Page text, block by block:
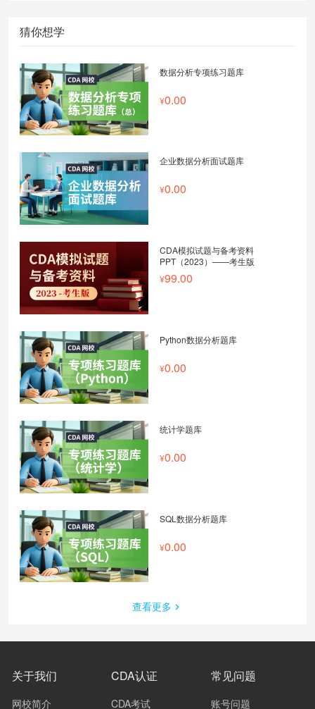
猜你想学
数据分析专项练习题库
0.00
企业数据分析面试题库
0.00
CDA模拟试题与备考资料
PPT（2023）——考生版
99.00
Python数据分析题库
0.00
统计学题库
0.00
SQL数据分析题库
0.00
查看更多
关于我们
网校简介
CDA认证
CDA考试
常见问题
账号问题